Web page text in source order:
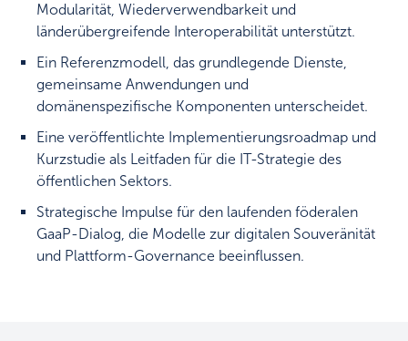
Modularität, Wiederverwendbarkeit und
länderübergreifende Interoperabilität unterstützt.
Ein Referenzmodell, das grundlegende Dienste,
gemeinsame Anwendungen und
domänenspezifische Komponenten unterscheidet.
Eine veröffentlichte Implementierungsroadmap und
Kurzstudie als Leitfaden für die IT-Strategie des
öffentlichen Sektors.
Strategische Impulse für den laufenden föderalen
GaaP-Dialog, die Modelle zur digitalen Souveränität
und Plattform-Governance beeinflussen.